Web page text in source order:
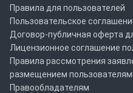
Правила для пользователей
Пользовательское
Договор-публичная оферта
Лицензионное соглашение
Правила рассмотрения
размещением
Правообладателям